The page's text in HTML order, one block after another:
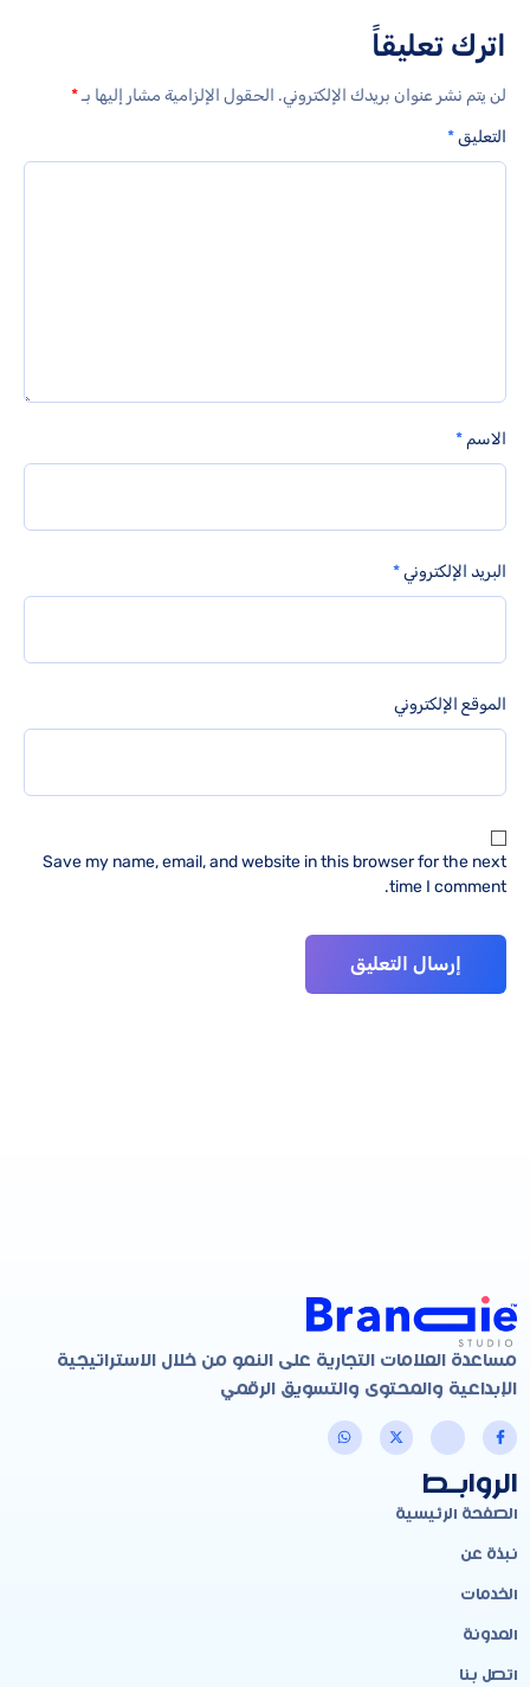
اترك تعليقاً
لن يتم نشر عنوان بريدك الإلكتروني. الحقول الإلزامية مشار إليها بـ*
التعليق*
الاسم *
البريد الإلكتروني*
الموقع الإلكتروني
Save my name, email, and website in this browser for the next
time I comment.
مساعدة العلامات التجارية على النمو من خلال الاستراتيجية
الإبداعية والمحتوى والتسويق الرقمي
الروابـط
الصفحة الرئيسية
نبذة عن
الخدمات
المدونة
اتصل بنا